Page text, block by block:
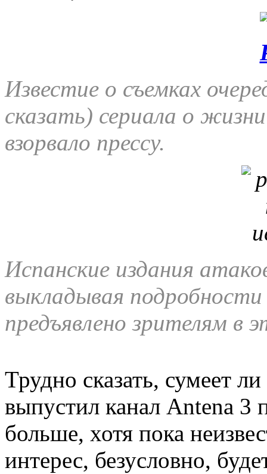
Известие о съемках
сказать) сериала о
взорвало прессу.
Испанские издания
выкладывая
предъявлено зрителям в
Трудно сказать, сумеет
выпустил канал Antena 3
больше, хотя пока
интерес, безусловно,